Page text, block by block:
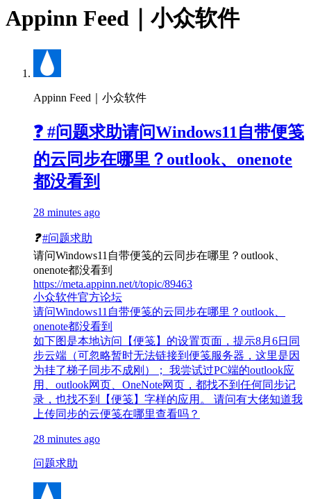
Appinn Feed｜小众软件
Appinn Feed｜小众软件
❓ #问题求助请问Windows11自带便笺
的云同步在哪里？outlook、onenote
都没看到
28 minutes ago
❓ #问题求助
请问Windows11自带便笺的云同步在哪里？outlook、
onenote都没看到
https://meta.appinn.net/t/topic/89463
小众软件官方论坛
请问Windows11自带便笺的云同步在哪里？outlook、
onenote都没看到
如下图是本地访问【便笺】的设置页面，提示8月6日同
步云端（可忽略暂时无法链接到便笺服务器，这里是因
为挂了梯子同步不成刚）； 我尝试过PC端的outlook应
用、outlook网页、OneNote网页，都找不到任何同步记
录，也找不到【便笺】字样的应用。 请问有大佬知道我
上传同步的云便笺在哪里查看吗？
28 minutes ago
问题求助